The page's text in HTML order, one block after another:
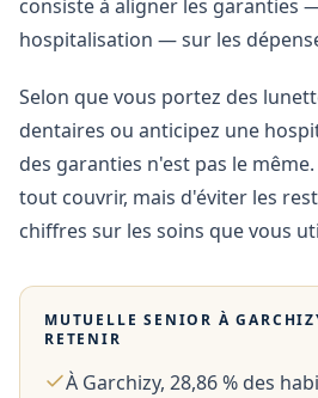
consiste à aligner les garanties
hospitalisation — sur les
Selon que vous portez des
dentaires ou anticipez une
des garanties n'est pas le
tout couvrir, mais d'éviter les
chiffres sur les soins que vous
MUTUELLE SENIOR À
RETENIR
À Garchizy, 28,86 % des